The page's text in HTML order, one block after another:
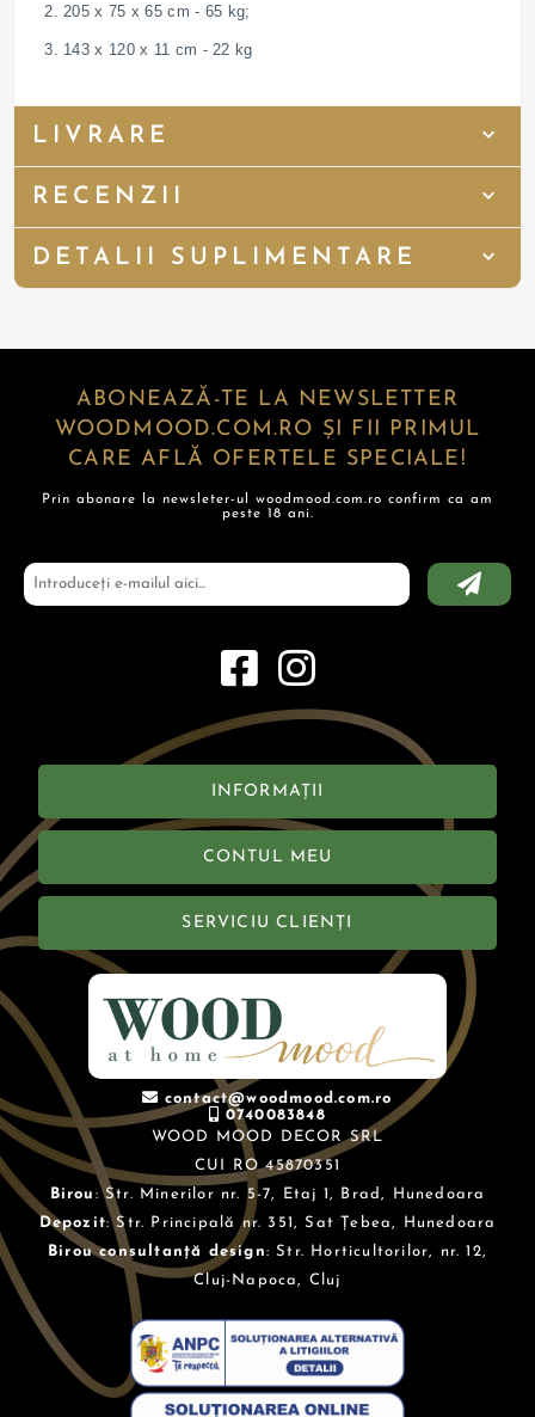
2. 205 x 75 x 65 cm - 65 kg;
3. 143 x 120 x 11 cm - 22 kg
LIVRARE
RECENZII
DETALII SUPLIMENTARE
ABONEAZĂ-TE LA NEWSLETTER
WOODMOOD.COM.RO ȘI FII PRIMUL
CARE AFLĂ OFERTELE SPECIALE!
Prin abonare la newsleter-ul woodmood.com.ro confirm ca am
peste 18 ani.
INFORMAȚII
CONTUL MEU
SERVICIU CLIENȚI
contact@woodmood.com.ro
0740083848
WOOD MOOD DECOR SRL
CUI RO 45870351
Birou : Str. Minerilor nr. 5-7, Etaj 1, Brad, Hunedoara
Depozit: Str. Principală nr. 351, Sat Țebea, Hunedoara
Birou consultanță design: Str. Horticultorilor, nr. 12,
Cluj-Napoca, Cluj